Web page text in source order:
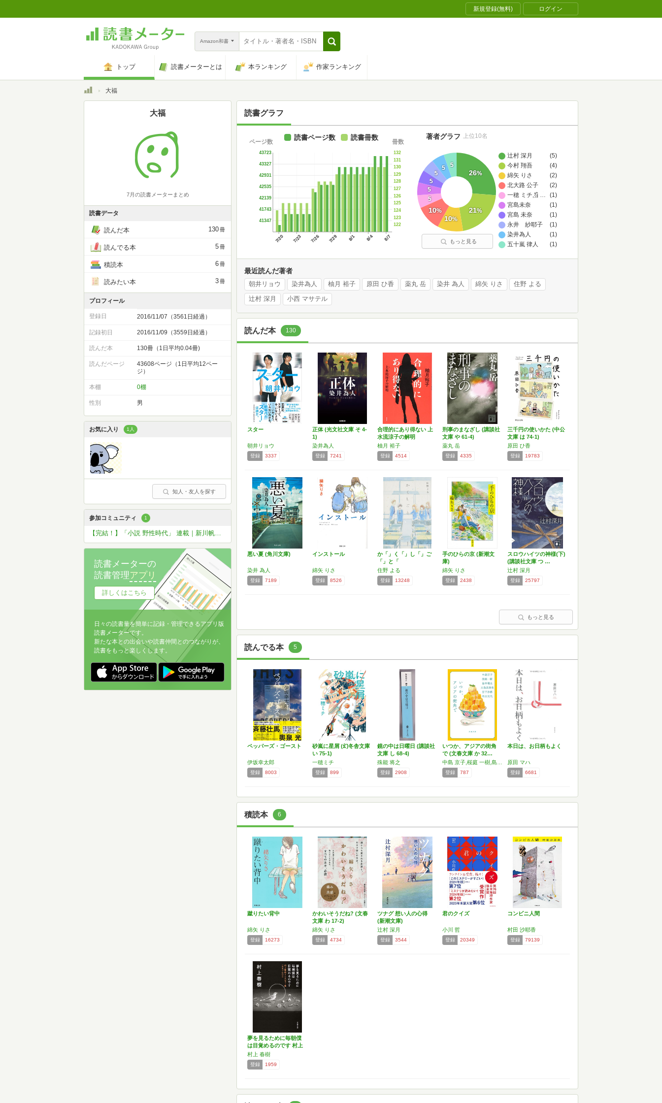
新規登録(無料) ログイン
Amazon和書
トップ 読書メーターとは 本ランキング 作家ランキング
トップ大福
読書グラフ
7/20 7/23 7/26 7/29 8/1 8/4 8/7
41347
41743
42139
42535
42931
43327
43723
ページ数
122
123
124
125
126
127
128
129
130
131
132
冊数
読書ページ数 読書冊数
辻村 深月
(5)
今村 翔吾
(4)
綿矢 りさ
(2)
北大路 公子
(2)
一穂 ミチ,窪 美澄,桜木 紫乃,島本 理生,遠田 潤子,波木 銅,
(1)
…
宮島未奈
(1)
宮島 未奈
(1)
永井 紗耶子
(1)
染井為人
(1)
五十嵐 律人
(1)
26%
21%
10%
10%
5
5
5
5
5 5
著者グラフ 上位10名
もっと見る
最近読んだ著者
朝井リョウ 染井為人 柚月 裕子 原田 ひ香 薬丸 岳 染井 為人 綿矢 りさ 住野 よる
辻村 深月 小西 マサテル
読んだ本 130
スター
朝井リョウ
登録 3337
正体 (光文社文庫 そ 4-
1)
染井為人
登録 7241
合理的にあり得ない 上
水流涼子の解明
柚月 裕子
登録 4514
刑事のまなざし (講談社
文庫 や 61-4)
薬丸 岳
登録 4335
三千円の使いかた (中公
文庫 は 74-1)
原田 ひ香
登録 19783
悪い夏 (角川文庫)
染井 為人
登録 7189
インストール
綿矢 りさ
登録 8526
か「」く「」し「」ご
「」と「
住野 よる
登録 13248
手のひらの京 (新潮文
庫)
綿矢 りさ
登録 2438
スロウハイツの神様(下)
(講談社文庫 つ …
辻村 深月
登録 25797
もっと見る
読んでる本 5
ペッパーズ・ゴースト
伊坂幸太郎
登録 8003
砂嵐に星屑 (幻冬舎文庫
い 75-1)
一穂ミチ
登録 899
鏡の中は日曜日 (講談社
文庫 し 68-4)
殊能 将之
登録 2908
いつか、アジアの街角
で (文春文庫 か 32…
登録 787
本日は、お日柄もよく
原田 マハ
登録 6681
積読本 6
蹴りたい背中
綿矢 りさ
登録 16273
かわいそうだね? (文春
文庫 わ 17-2)
綿矢 りさ
登録 4734
ツナグ 想い人の心得
(新潮文庫)
辻村 深月
登録 3544
君のクイズ
小川 哲
登録 20349
コンビニ人間
村田 沙耶香
登録 79139
夢を見るために毎朝僕
は目覚めるのです 村上
春…
村上 春樹
登録 1959
大福
7月の読書メーターまとめ
読書データ
読んだ本 130冊
読んでる本 5冊
積読本 6冊
読みたい本 3冊
プロフィール
登録日 2016/11/07（3561日経過）
記録初日 2016/11/09（3559日経過）
読んだ本 130冊（1日平均0.04冊)
読んだページ
43608ページ（1日平均12ペー
ジ）
本棚 0棚
性別 男
お気に入り 1人
知人・友人を探す
参加コミュニティ 1
【完結！】「小説 野性時代」 連載｜新川帆立『目には目を』応援コミュニティ
読書メーターの
読書管理アプリ
詳しくはこちら
日々の読書量を簡単に記録・管理できるアプリ版
読書メーターです。
新たな本との出会いや読書仲間とのつながりが、
読書をもっと楽しくします。